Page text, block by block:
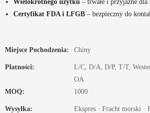
Wielokrotnego użytku– trwałe i przyjazne dla
Certyfikat FDA i LFGB– bezpieczny do
Miejsce Pochodzenia: Chiny
Płatności:
L/C, D/A, D/P, T/T,
OA
MOQ:
1000
Wysyłka:
Ekspres · Fracht morski ·